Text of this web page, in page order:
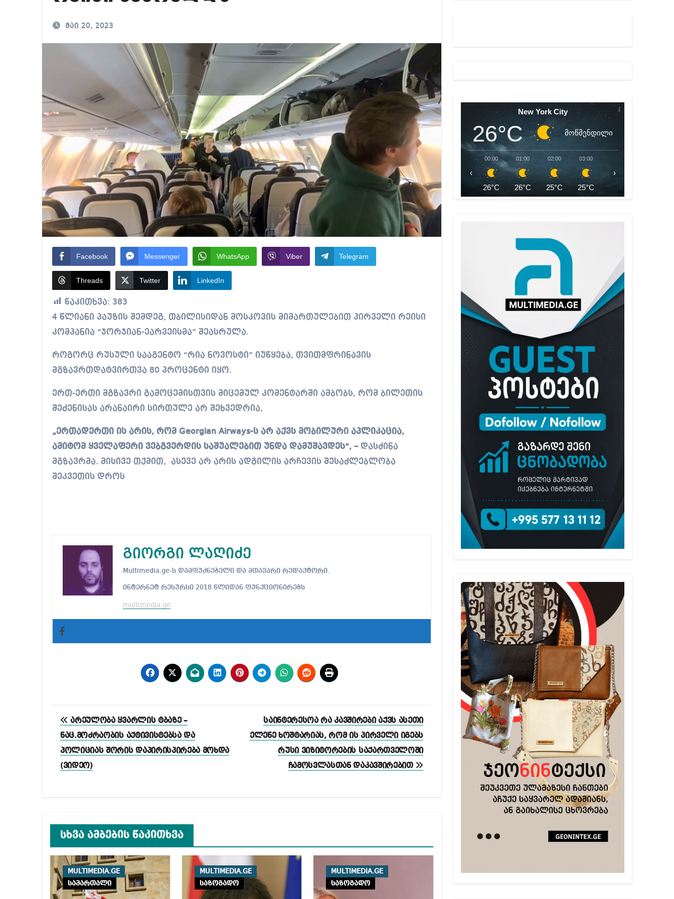
ნია იმნაძეს ბრალი ოფიციალურად წაუყენეს – აღნიშნული მუხლი 13 წლამდე პატიმრობას ითვალისწინებს
მაი 20, 2023
Facebook Messenger WhatsApp Viber Telegram
Threads Twitter LinkedIn
წაკითხვა: 383
4 წლიანი პაუზის შემდეგ, თბილისიდან მოსკოვის მიმართულებით პირველი რეისი
კომპანია “ჯორჯიან-ეარვეისმა” შეასრულა.
როგორც რუსული სააგენტო “რია ნოვოსტი” იუწყება, თვითმფრინავის
მგზავრთდატვირთვა 80 პროცენტი იყო.
ერთ-ერთი მგზავრი გამოცემისთვის მიცემულ კომენტარში ამბობს, რომ ბილეთის
შეძენისას არანაირი სირთულე არ შეხვედრია,
„ერთადერთი ის არის, რომ Georgian Airways-ს არ აქვს მობილური აპლიკაცია,
ამიტომ ყველაფერი ვებგვერდის საშუალებით უნდა დამუშავდეს“, – დასძინა
მგზავრმა. მისივე თქმით, ასევე არ არის ადგილის არჩევის შესაძლებლობა
შეკვეთის დროს
გიორგი ლაღიძე
Multimedia.ge-ს დამფუძნებელი და მთავარი რედაქტორი.
ინტერნეტ რესურსი 2018 წლიდან ფუნქციონირებს
multimedia.ge
პოსტის
ნავიგაცია
არეულობა ყვარლის ტბაზე –
ნაც.მოძრაობის აქტივისტებსა და
პოლიციას შორის დაპირისპირება მოხდა
(ვიდეო)
საინტერესოა რა კავშირები აქვს ასეთი
ელენე ხოშტარიას, რომ ის პირველი იგებს
რუსი ვიზიტორების საქართველოში
ჩამოსვლასთან დაკავშირებით
სხვა ამბების წაკითხვა
MULTIMEDIA.GE
სამართალი
MULTIMEDIA.GE
საზოგადო
MULTIMEDIA.GE
საზოგადო
New York City
26°C მოწმენდილი
00:00
26°C
01:00
26°C
02:00
25°C
03:00
25°C
‹ ›